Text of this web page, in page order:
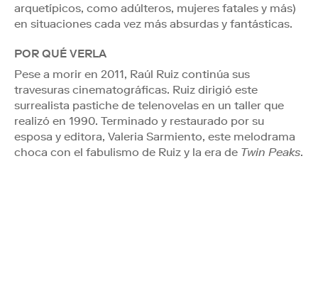
arquetípicos, como adúlteros, mujeres fatales y más)
en situaciones cada vez más absurdas y fantásticas.
POR QUÉ VERLA
Pese a morir en 2011, Raúl Ruiz continúa sus
travesuras cinematográficas. Ruiz dirigió este
surrealista pastiche de telenovelas en un taller que
realizó en 1990. Terminado y restaurado por su
esposa y editora, Valeria Sarmiento, este melodrama
choca con el fabulismo de Ruiz y la era de Twin Peaks.